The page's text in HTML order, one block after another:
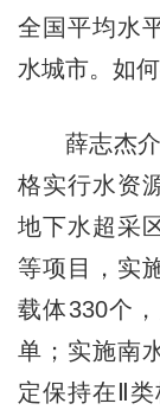
全国平均水
水城市。如
薛志杰介
格实行水资
地下水超采
等项目，实
载体330个
单；实施南
定保持在Ⅱ